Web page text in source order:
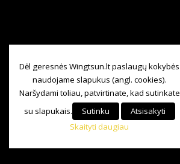
Dėl geresnės Wingtsun.lt paslaugų kokybės
naudojame slapukus (angl. cookies).
Naršydami toliau, patvirtinate, kad sutinkate
su slapukais.
Sutinku
Atsisakyti
Skaityti daugiau